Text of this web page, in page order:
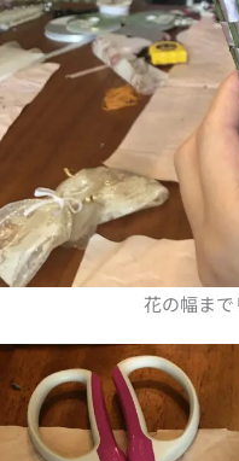
花の幅まで